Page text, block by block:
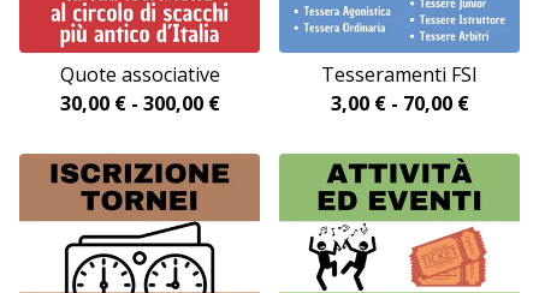
Quote associative
30,00 €- 300,00 €
Tesseramenti FSI
3,00 €- 70,00 €